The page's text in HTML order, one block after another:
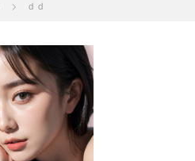
ｄｄ